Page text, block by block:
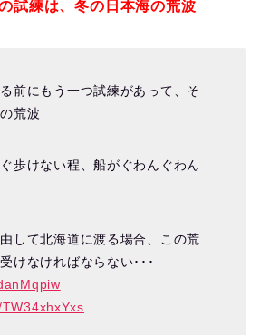
試練は、冬の日本海の荒波
前にもう一つ試練があって、そ
荒波
歩けない程、船がぐわんぐわん
して北海道に渡る場合、この荒
けなければならない･･･